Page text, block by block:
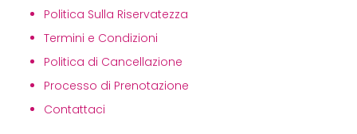
Politica Sulla Riservatezza
Termini e Condizioni
Politica di Cancellazione
Processo di Prenotazione
Contattaci